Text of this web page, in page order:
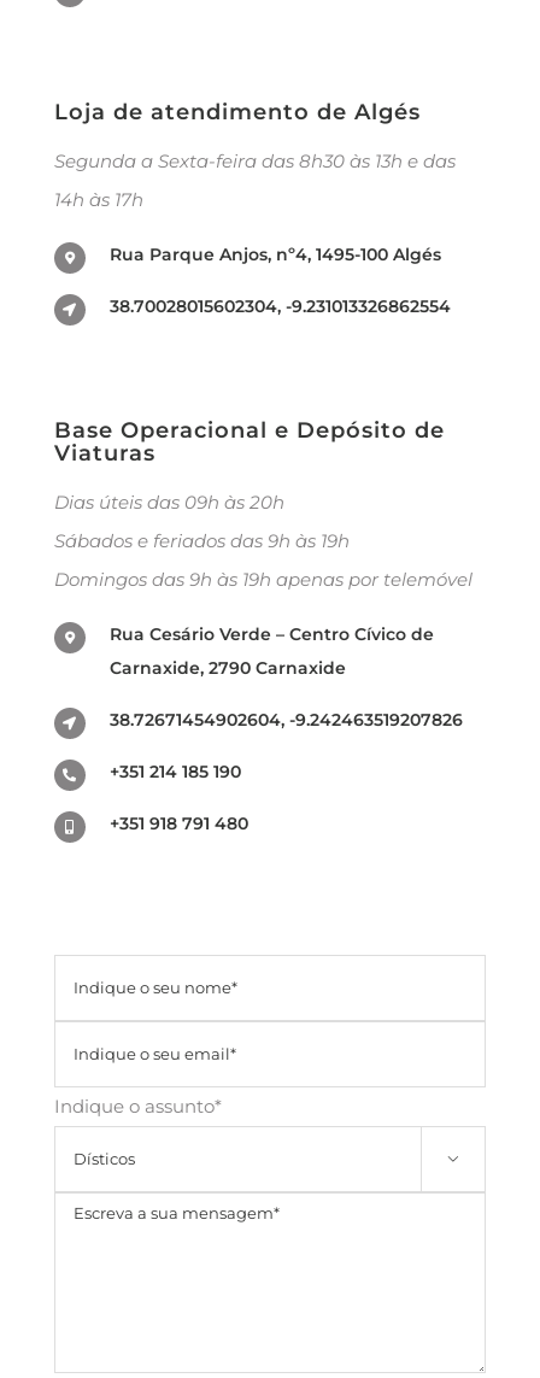
Loja de atendimento de Algés
Segunda a Sexta-feira das 8h30 às 13h e das
14h às 17h
Rua Parque Anjos, nº4, 1495-100 Algés
38.70028015602304, -9.231013326862554
Base Operacional e Depósito de
Viaturas
Dias úteis das 09h às 20h
Sábados e feriados das 9h às 19h
Domingos das 9h às 19h apenas por telemóvel
Rua Cesário Verde – Centro Cívico de
Carnaxide, 2790 Carnaxide
38.72671454902604, -9.242463519207826
+351 214 185 190
+351 918 791 480
Indique o assunto*
